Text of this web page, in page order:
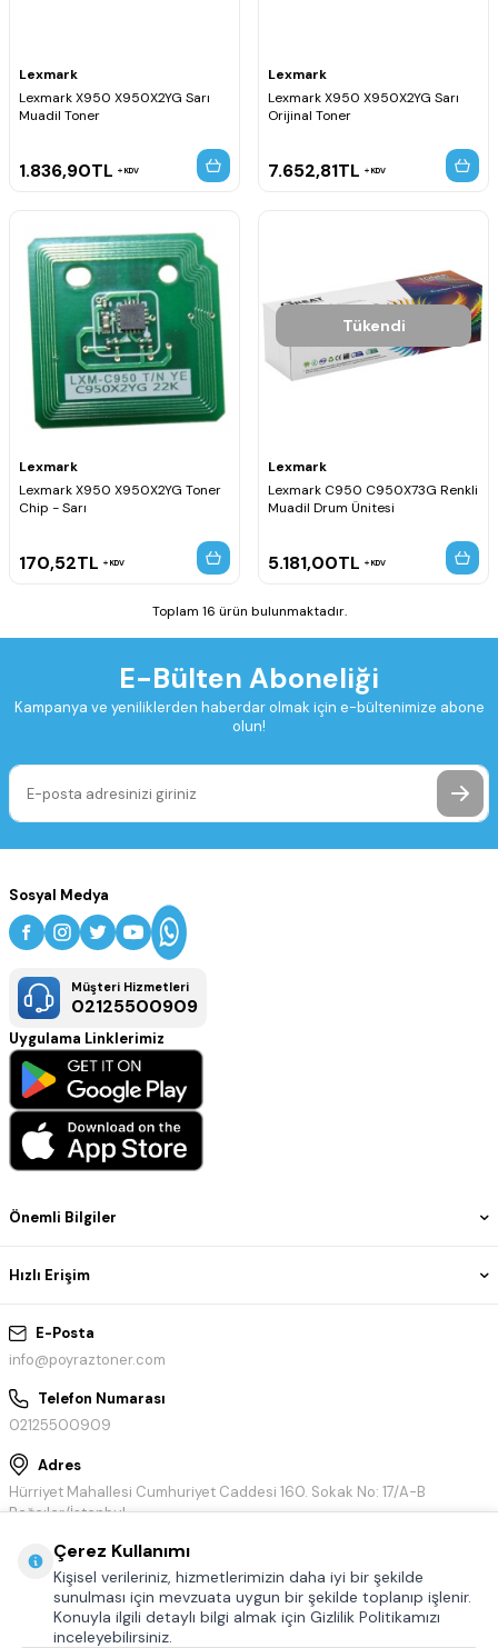
Lexmark
Lexmark X950 X950X2YG Sarı
Muadil Toner
1.836,90TL KDV
Lexmark
Lexmark X950 X950X2YG Sarı
Orijinal Toner
7.652,81TL KDV
Lexmark
Lexmark X950 X950X2YG Toner
Chip - Sarı
170,52TL KDV
Tükendi
Lexmark
Lexmark C950 C950X73G Renkli
Muadil Drum Ünitesi
5.181,00TL KDV
Toplam 16 ürün bulunmaktadır.
E-Bülten Aboneliği
Kampanya ve yeniliklerden haberdar olmak için e-bültenimize abone
olun!
E-Posta
info@poyraztoner.com
Telefon Numarası
02125500909
Adres
Hürriyet Mahallesi Cumhuriyet Caddesi 160. Sokak No: 17/A-B
Bağcılar/İstanbul
Önemli Bilgiler
Hızlı Erişim
Sosyal Medya
Müşteri Hizmetleri
02125500909
Uygulama Linklerimiz
Çerez Kullanımı
Kişisel verileriniz, hizmetlerimizin daha iyi bir şekilde
sunulması için mevzuata uygun bir şekilde toplanıp işlenir.
Konuyla ilgili detaylı bilgi almak için Gizlilik Politikamızı
inceleyebilirsiniz.